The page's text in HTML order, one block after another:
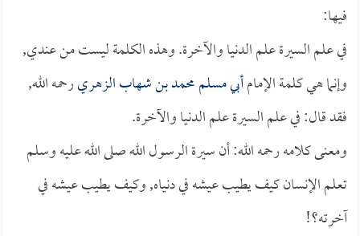
فيها:
في علم السيرة علم الدنيا والآخرة. وهذه الكلمة ليست من عندي,
وإنما هي كلمة الإمامأبي مسلم محمد بن شهاب الزهريرحمه الله,
فقد قال: في علم السيرة علم الدنيا والآخرة.
ومعنى كلامه رحمه الله: أن سيرة الرسول الله صلى الله عليه وسلم
تعلم الإنسان كيف يطيب عيشه في دنياه, وكيف يطيب عيشه في
آخرته؟!